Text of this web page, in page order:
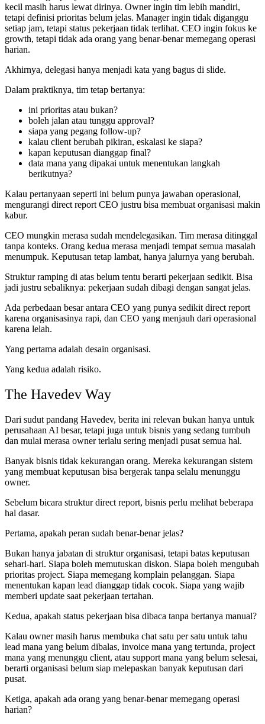
kecil masih harus lewat dirinya. Owner ingin tim lebih mandiri,
tetapi definisi prioritas belum jelas. Manager ingin tidak diganggu
setiap jam, tetapi status pekerjaan tidak terlihat. CEO ingin fokus ke
growth, tetapi tidak ada orang yang benar-benar memegang operasi
harian.
Akhirnya, delegasi hanya menjadi kata yang bagus di slide.
Dalam praktiknya, tim tetap bertanya:
ini prioritas atau bukan?
boleh jalan atau tunggu approval?
siapa yang pegang follow-up?
kalau client berubah pikiran, eskalasi ke siapa?
kapan keputusan dianggap final?
data mana yang dipakai untuk menentukan langkah
berikutnya?
Kalau pertanyaan seperti ini belum punya jawaban operasional,
mengurangi direct report CEO justru bisa membuat organisasi makin
kabur.
CEO mungkin merasa sudah mendelegasikan. Tim merasa ditinggal
tanpa konteks. Orang kedua merasa menjadi tempat semua masalah
menumpuk. Keputusan tetap lambat, hanya jalurnya yang berubah.
Struktur ramping di atas belum tentu berarti pekerjaan sedikit. Bisa
jadi justru sebaliknya: pekerjaan sudah dibagi dengan sangat jelas.
Ada perbedaan besar antara CEO yang punya sedikit direct report
karena organisasinya rapi, dan CEO yang menjauh dari operasional
karena lelah.
Yang pertama adalah desain organisasi.
Yang kedua adalah risiko.
The Havedev Way
Dari sudut pandang Havedev, berita ini relevan bukan hanya untuk
perusahaan AI besar, tetapi juga untuk bisnis yang sedang tumbuh
dan mulai merasa owner terlalu sering menjadi pusat semua hal.
Banyak bisnis tidak kekurangan orang. Mereka kekurangan sistem
yang membuat keputusan bisa bergerak tanpa selalu menunggu
owner.
Sebelum bicara struktur direct report, bisnis perlu melihat beberapa
hal dasar.
Pertama, apakah peran sudah benar-benar jelas?
Bukan hanya jabatan di struktur organisasi, tetapi batas keputusan
sehari-hari. Siapa boleh memutuskan diskon. Siapa boleh mengubah
prioritas project. Siapa memegang komplain pelanggan. Siapa
menentukan kapan lead dianggap tidak cocok. Siapa yang wajib
memberi update saat pekerjaan tertahan.
Kedua, apakah status pekerjaan bisa dibaca tanpa bertanya manual?
Kalau owner masih harus membuka chat satu per satu untuk tahu
lead mana yang belum dibalas, invoice mana yang tertunda, project
mana yang menunggu client, atau support mana yang belum selesai,
berarti organisasi belum siap melepaskan banyak keputusan dari
pusat.
Ketiga, apakah ada orang yang benar-benar memegang operasi
harian?